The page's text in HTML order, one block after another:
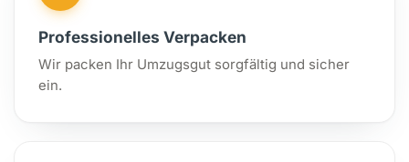
Professionelles Verpacken
Wir packen Ihr Umzugsgut sorgfältig und sicher
ein.